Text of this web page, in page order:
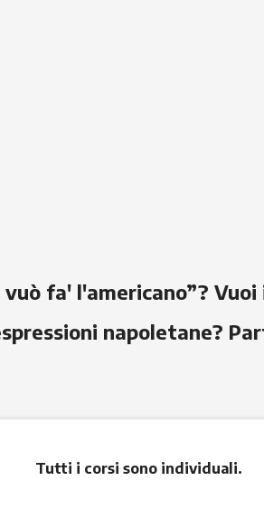
fa' l'americano”?
napoletane?
Tutti i corsi sono individuali.